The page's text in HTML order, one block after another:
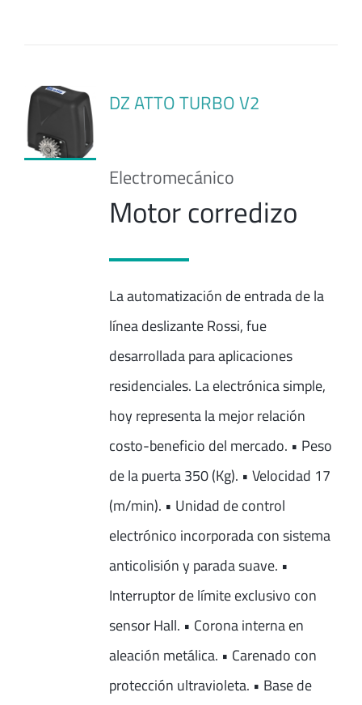
DZ ATTO TURBO V2
Electromecánico
Motor corredizo
La automatización de entrada de la
línea deslizante Rossi, fue
desarrollada para aplicaciones
residenciales. La electrónica simple,
hoy representa la mejor relación
costo-beneficio del mercado. • Peso
de la puerta 350 (Kg). • Velocidad 17
(m/min). • Unidad de control
electrónico incorporada con sistema
anticolisión y parada suave. •
Interruptor de límite exclusivo con
sensor Hall. • Corona interna en
aleación metálica. • Carenado con
protección ultravioleta. • Base de